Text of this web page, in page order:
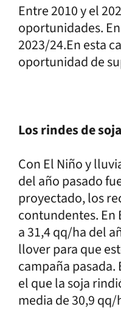
Entre 2010 y el
oportunidades.
2023/24.En esta
oportunidad de
Los rindes de soja
Con El Niño y
del año pasado
proyectado, los
contundentes. En
a 31,4 qq/ha del
llover para que
campaña pasada.
el que la soja
media de 30,9 qq/